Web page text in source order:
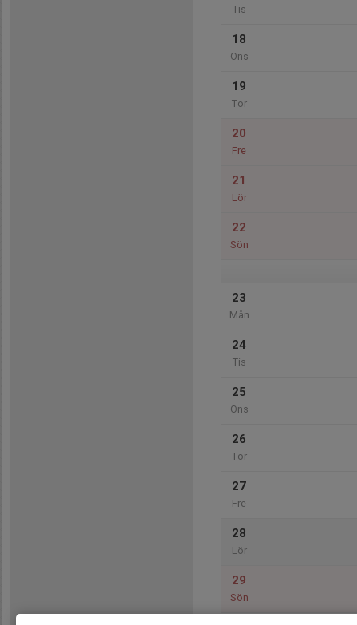
Tis
18
Ons
19
Tor
20
Fre
21
Lör
22
Sön
23
Mån
24
Tis
25
Ons
26
Tor
27
Fre
28
Lör
29
Sön